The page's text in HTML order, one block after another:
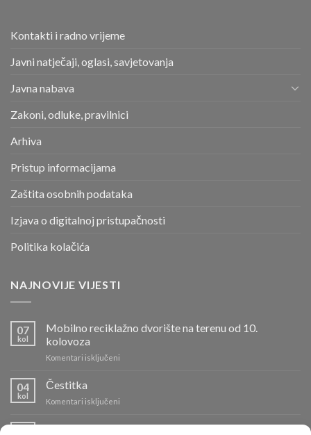
Kontakti i radno vrijeme
Javni natječaji, oglasi, savjetovanja
Javna nabava
Zakoni, odluke, pravilnici
Arhiva
Pristup informacijama
Zaštita osobnih podataka
Izjava o digitalnoj pristupačnosti
Politika kolačića
NAJNOVIJE VIJESTI
07
kol
Mobilno reciklažno dvorište na terenu od 10.
kolovoza
Komentari isključeni
od
04
kol
Čestitka
Komentari isključeni
Info o radu reciklažnih dvorišta i odvozu komunalnog